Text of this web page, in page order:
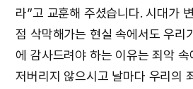
라”고 교훈해 주셨습니다. 시대가
점 삭막해가는 현실 속에서도 우리
에 감사드려야 하는 이유는 죄악
저버리지 않으시고 날마다 우리의